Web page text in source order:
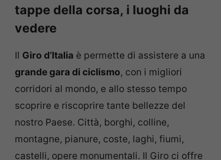
tappe della corsa, i luoghi da
vedere
Il Giro d’Italia è permette di assistere a una
grande gara di ciclismo, con i migliori
corridori al mondo, e allo stesso tempo
scoprire e riscoprire tante bellezze del
nostro Paese. Città, borghi, colline,
montagne, pianure, coste, laghi, fiumi,
castelli, opere monumentali. Il Giro ci offre